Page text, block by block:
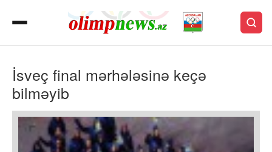
İsveç final mərhələsinə keçə
bilməyib